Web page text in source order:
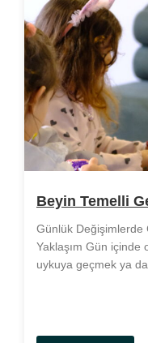
Beyin Temelli
Günlük Değişimlerde
Yaklaşım Gün içinde
uykuya geçmek ya